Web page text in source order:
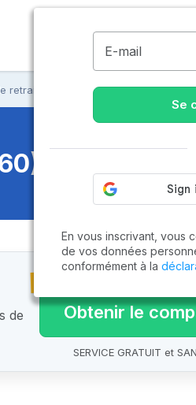
retraite à Saint-Rémy
de
Obtenir le
SERVICE GRATUIT et
E-mail
Se
En vous inscrivant, vous
de vos données
conformément à la